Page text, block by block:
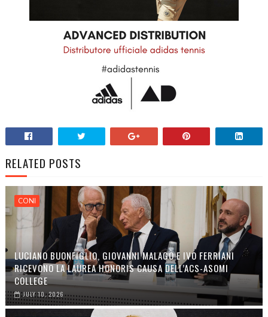
RELATED POSTS
CONI
LUCIANO BUONFIGLIO, GIOVANNI MALAGÒ E IVO FERRIANI
RICEVONO LA LAUREA HONORIS CAUSA DELL’ACS-ASOMI
COLLEGE
JULY 10, 2026